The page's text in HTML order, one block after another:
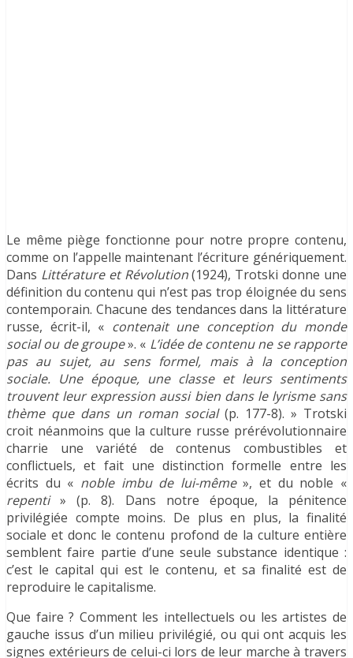
Le même piège fonctionne pour notre propre contenu,
comme on l’appelle maintenant l’écriture génériquement.
Dans Littérature et Révolution(1924), Trotski donne une
définition du contenu qui n’est pas trop éloignée du sens
contemporain. Chacune des tendances dans la littérature
russe, écrit-il, « contenait une conception du monde
social ou de groupe». « L’idée de contenu ne se rapporte
pas au sujet, au sens formel, mais à la conception
sociale. Une époque, une classe et leurs sentiments
trouvent leur expression aussi bien dans le lyrisme sans
thème que dans un roman social(p. 177-8). » Trotski
croit néanmoins que la culture russe prérévolutionnaire
charrie une variété de contenus combustibles et
conflictuels, et fait une distinction formelle entre les
écrits du « noble imbu de lui-même», et du noble «
repenti» (p. 8). Dans notre époque, la pénitence
privilégiée compte moins. De plus en plus, la finalité
sociale et donc le contenu profond de la culture entière
semblent faire partie d’une seule substance identique :
c’est le capital qui est le contenu, et sa finalité est de
reproduire le capitalisme.
Que faire ? Comment les intellectuels ou les artistes de
gauche issus d’un milieu privilégié, ou qui ont acquis les
signes extérieurs de celui-ci lors de leur marche à travers